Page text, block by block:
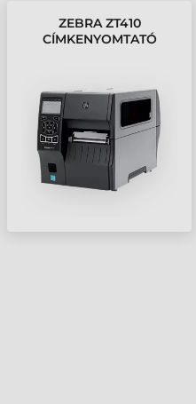
ZEBRA ZT410
CÍMKENYOMTATÓ